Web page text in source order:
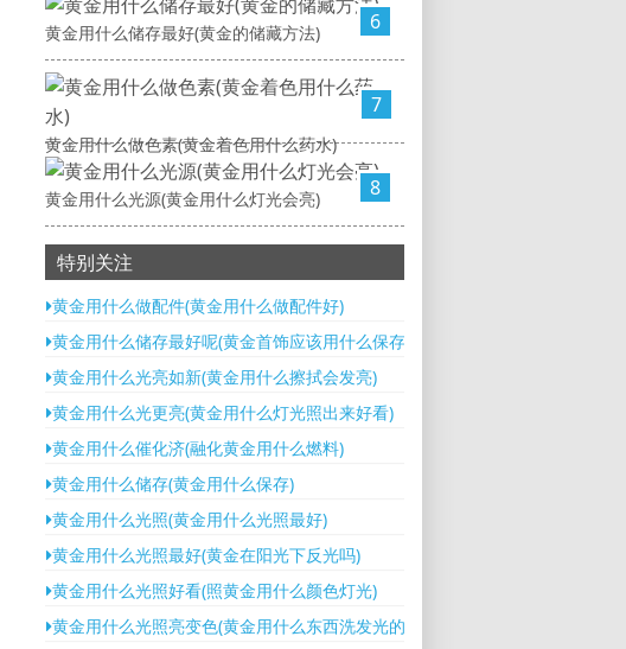
6
黄金用什么储存最好(黄金的储藏方法)
7
黄金用什么做色素(黄金着色用什么药水)
8
黄金用什么光源(黄金用什么灯光会亮)
特别关注
黄金用什么做配件(黄金用什么做配件好)
黄金用什么储存最好呢(黄金首饰应该用什么保存)
黄金用什么光亮如新(黄金用什么擦拭会发亮)
黄金用什么光更亮(黄金用什么灯光照出来好看)
黄金用什么催化济(融化黄金用什么燃料)
黄金用什么储存(黄金用什么保存)
黄金用什么光照(黄金用什么光照最好)
黄金用什么光照最好(黄金在阳光下反光吗)
黄金用什么光照好看(照黄金用什么颜色灯光)
黄金用什么光照亮变色(黄金用什么东西洗发光的)